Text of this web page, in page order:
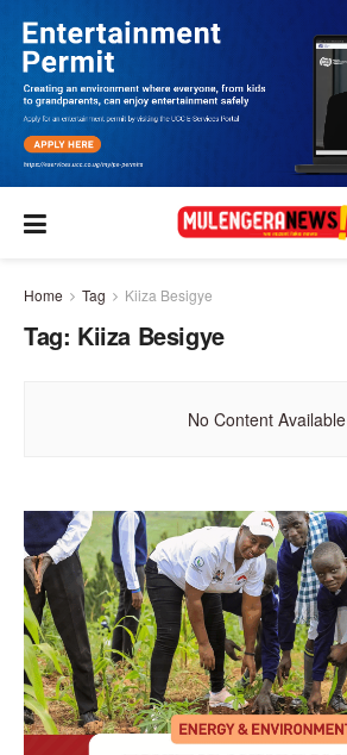
Home Tag Kiiza Besigye
Tag: Kiiza Besigye
No Content Available